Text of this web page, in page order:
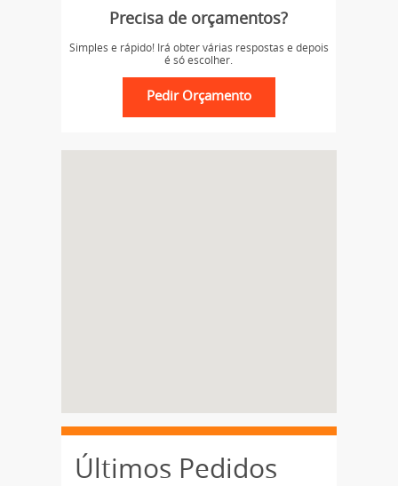
Precisa de orçamentos?
Simples e rápido! Irá obter várias respostas e depois
é só escolher.
Últimos Pedidos